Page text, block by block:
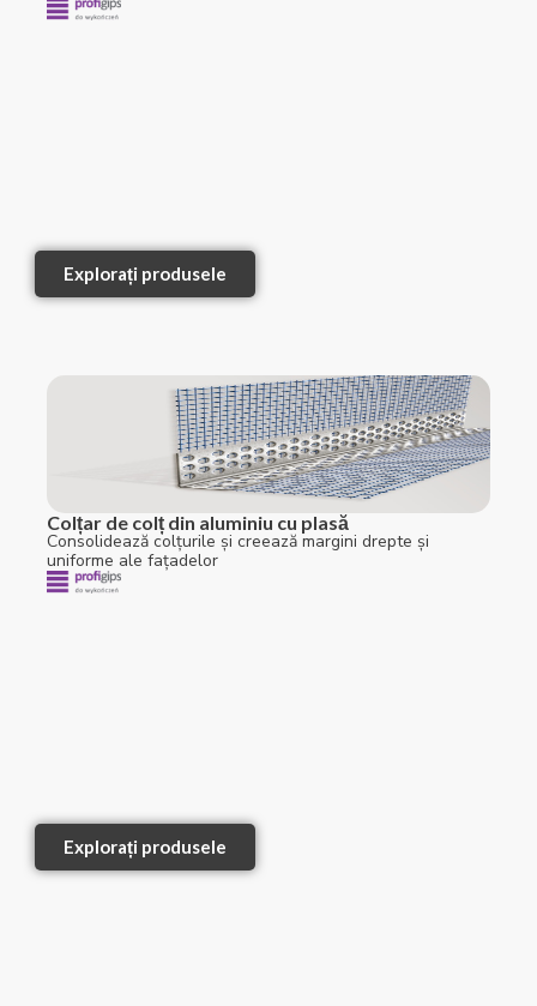
Explorați produsele
Colțar de colț din aluminiu cu plasă
Consolidează colțurile și creează margini drepte și
uniforme ale fațadelor
Explorați produsele